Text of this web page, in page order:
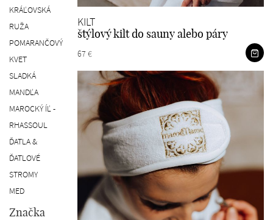
KRÁĽOVSKÁ
RUŽA
POMARANČOVÝ
KVET
SLADKÁ
MANDĽA
MAROCKÝ ÍĽ -
RHASSOUL
ĎATLA &
ĎATLOVÉ
STROMY
MED
Značka
KILT
štýlový kilt do sauny alebo páry
67 €